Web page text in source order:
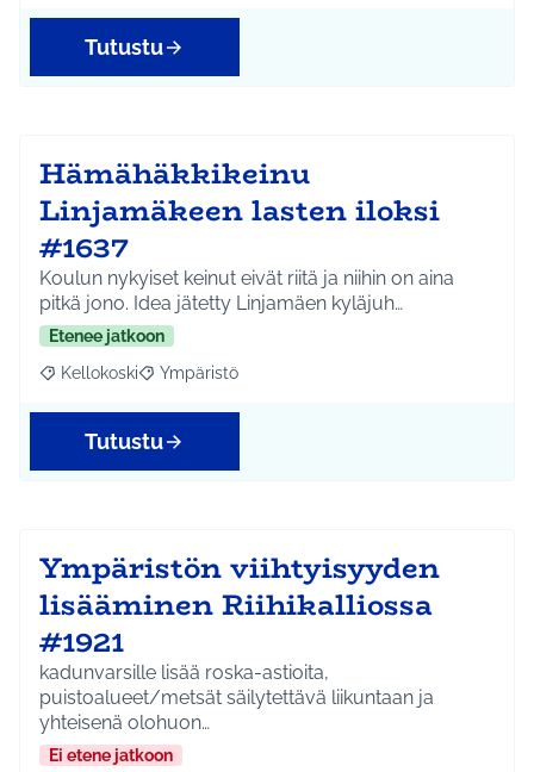
Tutustu
Hämähäkkikeinu
Linjamäkeen lasten iloksi
#1637
Koulun nykyiset keinut eivät riitä ja niihin on aina
pitkä jono. Idea jätetty Linjamäen kyläjuh…
Etenee jatkoon
Rajaa tulokset aihepiirin mukaan: Kellokoski
Kellokoski Rajaa tulokset teeman mukaan: Ympäristö
Ympäristö
Tutustu
Ympäristön viihtyisyyden
lisääminen Riihikalliossa
#1921
kadunvarsille lisää roska-astioita,
puistoalueet/metsät säilytettävä liikuntaan ja
yhteisenä olohuon…
Ei etene jatkoon